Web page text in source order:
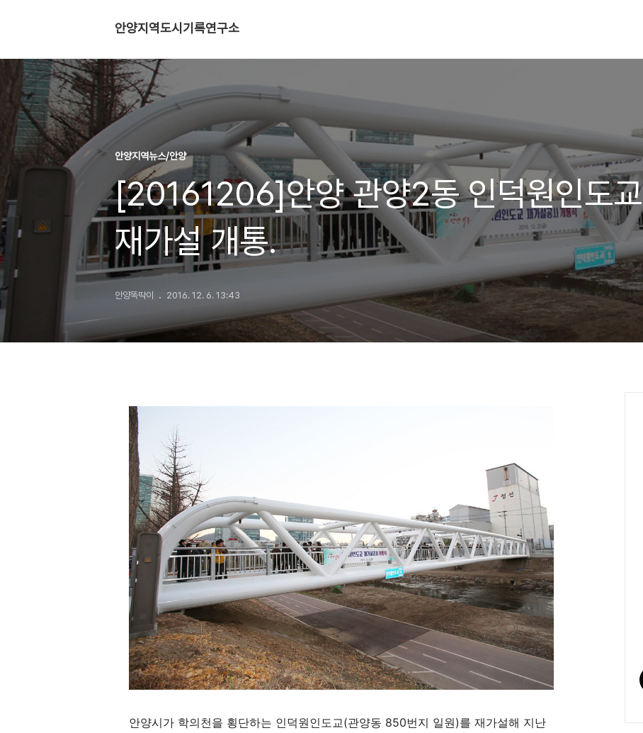
안양지역도시기록연구소
안양지역뉴스/안양
[20161206]안양 관양2동 인덕원인도교
재가설 개통.
안양똑딱이 2016. 12. 6. 13:43
안양시가 학의천을 횡단하는 인덕원인도교(관양동 850번지 일원)를 재가설해 지난